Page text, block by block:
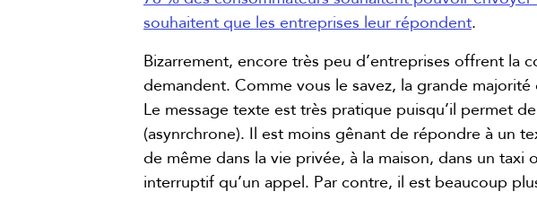
souhaitent que les entreprises leur répondent.
Bizarrement, encore très peu d’entreprises offrent la
demandent. Comme vous le savez, la grande
Le message texte est très pratique puisqu’il permet
(asynrchrone). Il est moins gênant de répondre à un
de même dans la vie privée, à la maison, dans un
interruptif qu’un appel. Par contre, il est beaucoup